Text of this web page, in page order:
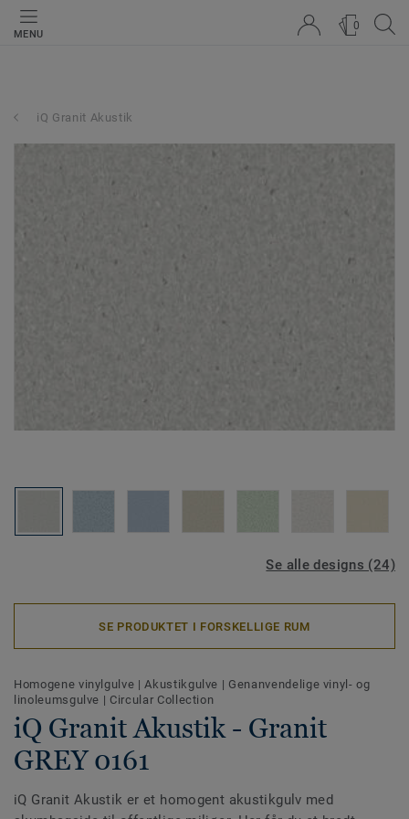
MENU
0
iQ Granit Akustik
Se alle designs (24)
SE PRODUKTET I FORSKELLIGE RUM
Homogene vinylgulve |Akustikgulve | Genanvendelige vinyl- og
linoleumsgulve | Circular Collection
iQ Granit Akustik - Granit
GREY 0161
iQ Granit Akustik er et homogent akustikgulv med